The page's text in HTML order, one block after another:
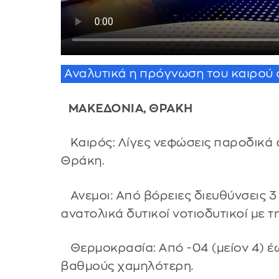
Αναλυτικά η πρόγνωση του καιρού
ΜΑΚΕΔΟΝΙΑ, ΘΡΑΚΗ
Καιρός: Λίγες νεφώσεις παροδικά
Θράκη.
Ανεμοι: Από βόρειες
ανατολικά δυτικοί νοτιοδυτικοί με
Θερμοκρασία: Από -04 (μείον 4)
βαθμούς χαμηλότερη.